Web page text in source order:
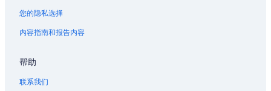
您的隐私选择
内容指南和报告内容
帮助
联系我们